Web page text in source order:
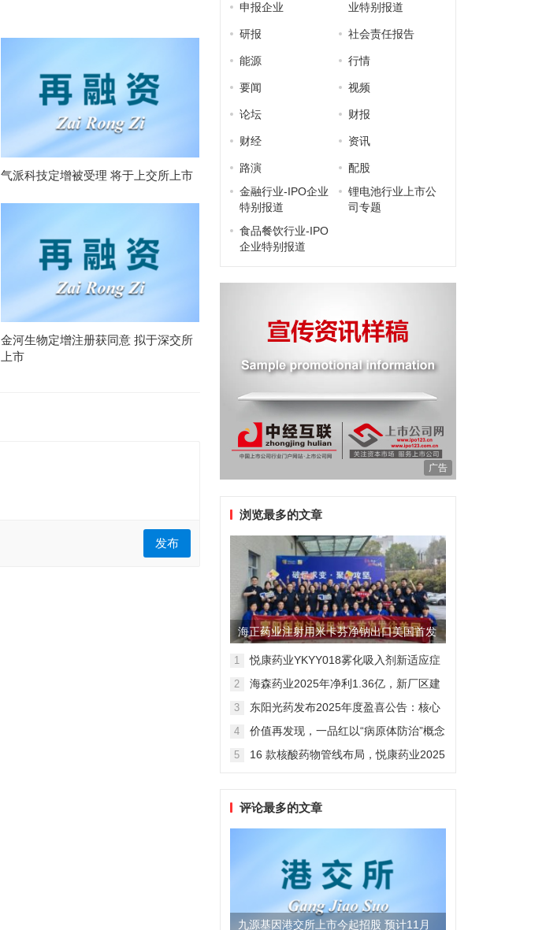
气派科技定增被受理 将于上交所上市
金河生物定增注册获同意 拟于深交所
上市
发布
申报企业
业特别报道
研报 社会责任报告
能源 行情
要闻 视频
论坛 财报
财经 资讯
路演
配股
金融行业-IPO企业
特别报道
锂电池行业上市公
司专题
食品餐饮行业-IPO
企业特别报道
广告
浏览最多的文章
海正药业注射用米卡芬净钠出口美国首发
制剂全球化迈出关键一步
1
悦康药业YKYY018雾化吸入剂新适应症
感染防治
2
海森药业2025年净利1.36亿，新厂区建
3
东阳光药发布2025年度盈喜公告：核心
维度
4
价值再发现，一品红以“病原体防治”概念
5
16 款核酸药物管线布局，悦康药业2025
评论最多的文章
九源基因港交所上市今起招股 预计11月